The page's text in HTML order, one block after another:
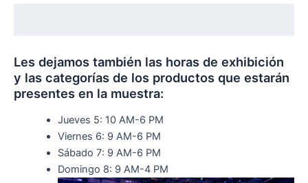
Les dejamos también las horas de exhibición
y las categorías de los productos que estarán
presentes en la muestra:
Jueves 5: 10 AM-6 PM
Viernes 6: 9 AM-6 PM
Sábado 7: 9 AM-6 PM
Domingo 8: 9 AM-4 PM